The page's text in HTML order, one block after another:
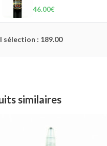
46.00€
sélection : 189.00
similaires